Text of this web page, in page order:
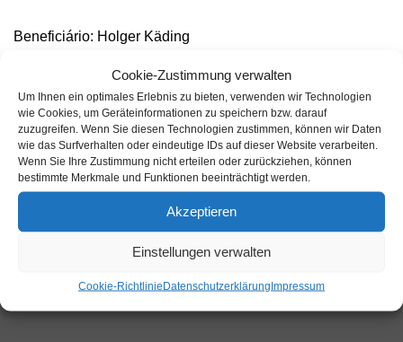
Cookie-Zustimmung verwalten
Um Ihnen ein optimales Erlebnis zu bieten, verwenden wir Technologien
wie Cookies, um Geräteinformationen zu speichern bzw. darauf
zuzugreifen. Wenn Sie diesen Technologien zustimmen, können wir Daten
wie das Surfverhalten oder eindeutige IDs auf dieser Website verarbeiten.
Wenn Sie Ihre Zustimmung nicht erteilen oder zurückziehen, können
bestimmte Merkmale und Funktionen beeinträchtigt werden.
Akzeptieren
Einstellungen verwalten
Cookie-RichtlinieDatenschutzerklärungImpressum
Beneficiário: Holger Käding
BIC/SWIFT: COKSDE33
Caixa Económica Distrital de Colónia
Compra por conta
Para as autoridades e instituições públicas, oferecemos